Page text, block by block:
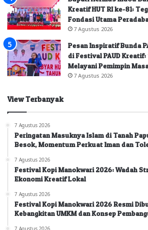
Kreatif HUT RI ke-81:
Fondasi Utama
7 Agustus 2026
Pesan Inspiratif Bunda
di Festival PAUD Kreatif:
Melayani Pemimpin
7 Agustus 2026
View Terbanyak
7 Agustus 2026
Peringatan Masuknya Islam di Tanah
Besok, Momentum Perkuat Iman dan
7 Agustus 2026
Festival Kopi Manokwari 2026: Wadah
Ekonomi Kreatif Lokal
7 Agustus 2026
Festival Kopi Manokwari 2026 Resmi
Kebangkitan UMKM dan Konsep
7 Agustus 2026